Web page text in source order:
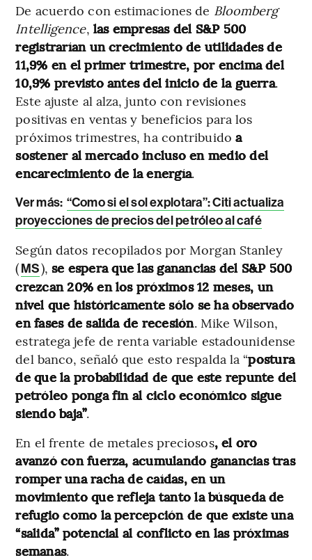
De acuerdo con estimaciones de Bloomberg
Intelligence, las empresas del S&P 500
registrarían un crecimiento de utilidades de
11,9% en el primer trimestre, por encima del
10,9% previsto antes del inicio de la guerra.
Este ajuste al alza, junto con revisiones
positivas en ventas y beneficios para los
próximos trimestres, ha contribuido a
sostener al mercado incluso en medio del
encarecimiento de la energía.
Ver más: “Como si el sol explotara”: Citi actualiza
proyecciones de precios del petróleo al café
Según datos recopilados por Morgan Stanley
(MS),se espera que las ganancias del S&P 500
crezcan 20% en los próximos 12 meses, un
nivel que históricamente sólo se ha observado
en fases de salida de recesión. Mike Wilson,
estratega jefe de renta variable estadounidense
del banco, señaló que esto respalda la “postura
de que la probabilidad de que este repunte del
petróleo ponga fin al ciclo económico sigue
siendo baja”.
En el frente de metales preciosos, el oro
avanzó con fuerza, acumulando ganancias tras
romper una racha de caídas, en un
movimiento que refleja tanto la búsqueda de
refugio como la percepción de que existe una
“salida” potencial al conflicto en las próximas
semanas.